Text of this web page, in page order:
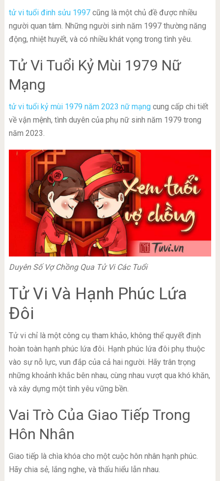
tử vi tuổi đinh sửu 1997cũng là một chủ đề được nhiều
người quan tâm. Những người sinh năm 1997 thường năng
động, nhiệt huyết, và có nhiều khát vọng trong tình yêu.
Tử Vi Tuổi Kỷ Mùi 1979 Nữ
Mạng
tử vi tuổi kỷ mùi 1979 năm 2023 nữ mạngcung cấp chi tiết
về vận mệnh, tình duyên của phụ nữ sinh năm 1979 trong
năm 2023.
Duyên Số Vợ Chồng Qua Tử Vi Các Tuổi
Tử Vi Và Hạnh Phúc Lứa
Đôi
Tử vi chỉ là một công cụ tham khảo, không thể quyết định
hoàn toàn hạnh phúc lứa đôi. Hạnh phúc lứa đôi phụ thuộc
vào sự nỗ lực, vun đắp của cả hai người. Hãy trân trọng
những khoảnh khắc bên nhau, cùng nhau vượt qua khó khăn,
và xây dựng một tình yêu vững bền.
Vai Trò Của Giao Tiếp Trong
Hôn Nhân
Giao tiếp là chìa khóa cho một cuộc hôn nhân hạnh phúc.
Hãy chia sẻ, lắng nghe, và thấu hiểu lẫn nhau.